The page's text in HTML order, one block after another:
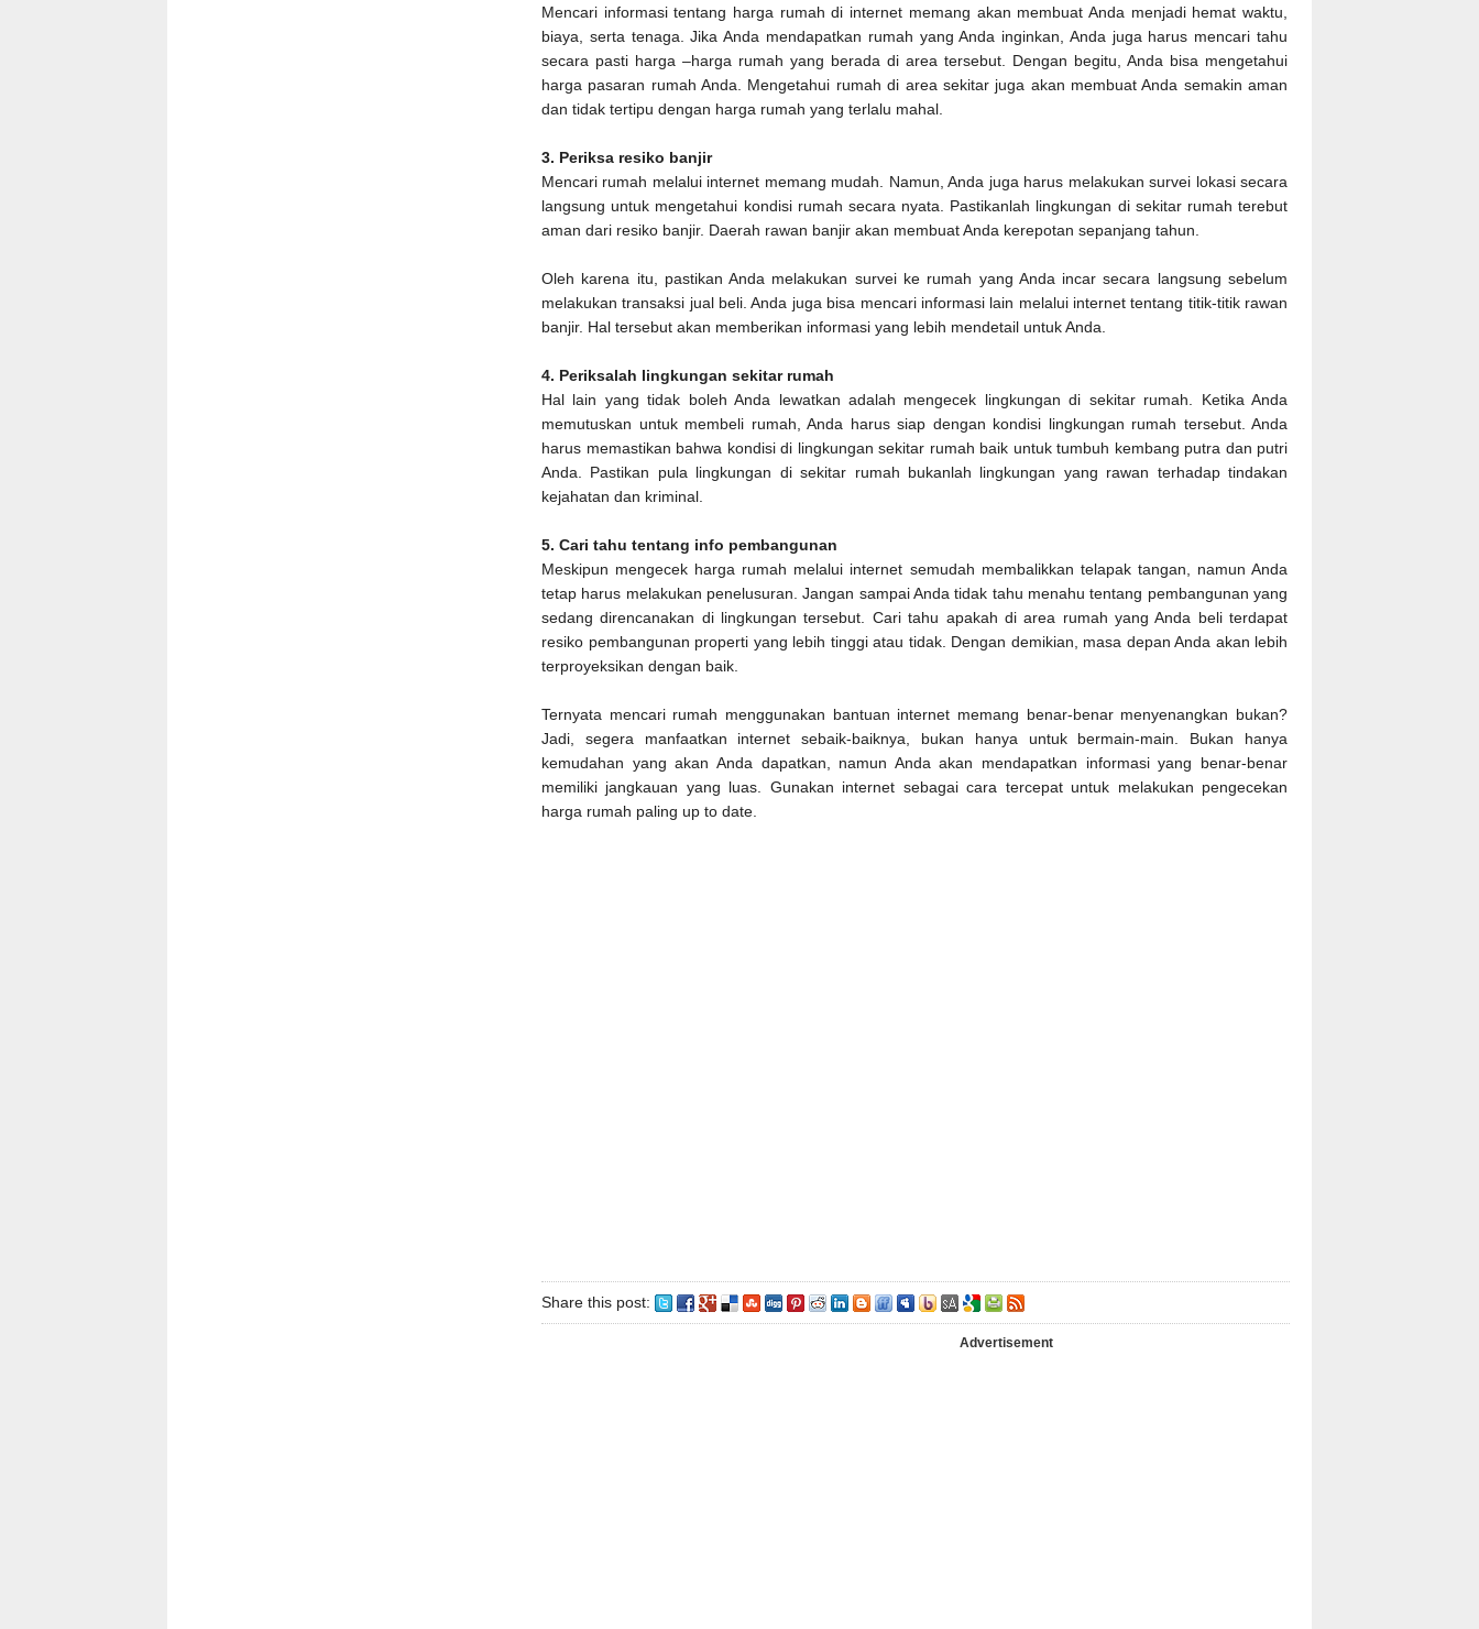
Mencari informasi tentang harga rumah di internet memang akan membuat Anda menjadi hemat waktu,
biaya, serta tenaga. Jika Anda mendapatkan rumah yang Anda inginkan, Anda juga harus mencari tahu
secara pasti harga –harga rumah yang berada di area tersebut. Dengan begitu, Anda bisa mengetahui
harga pasaran rumah Anda. Mengetahui rumah di area sekitar juga akan membuat Anda semakin aman
dan tidak tertipu dengan harga rumah yang terlalu mahal.
3. Periksa resiko banjir
Mencari rumah melalui internet memang mudah. Namun, Anda juga harus melakukan survei lokasi secara
langsung untuk mengetahui kondisi rumah secara nyata. Pastikanlah lingkungan di sekitar rumah terebut
aman dari resiko banjir. Daerah rawan banjir akan membuat Anda kerepotan sepanjang tahun.
Oleh karena itu, pastikan Anda melakukan survei ke rumah yang Anda incar secara langsung sebelum
melakukan transaksi jual beli. Anda juga bisa mencari informasi lain melalui internet tentang titik-titik rawan
banjir. Hal tersebut akan memberikan informasi yang lebih mendetail untuk Anda.
4. Periksalah lingkungan sekitar rumah
Hal lain yang tidak boleh Anda lewatkan adalah mengecek lingkungan di sekitar rumah. Ketika Anda
memutuskan untuk membeli rumah, Anda harus siap dengan kondisi lingkungan rumah tersebut. Anda
harus memastikan bahwa kondisi di lingkungan sekitar rumah baik untuk tumbuh kembang putra dan putri
Anda. Pastikan pula lingkungan di sekitar rumah bukanlah lingkungan yang rawan terhadap tindakan
kejahatan dan kriminal.
5. Cari tahu tentang info pembangunan
Meskipun mengecek harga rumah melalui internet semudah membalikkan telapak tangan, namun Anda
tetap harus melakukan penelusuran. Jangan sampai Anda tidak tahu menahu tentang pembangunan yang
sedang direncanakan di lingkungan tersebut. Cari tahu apakah di area rumah yang Anda beli terdapat
resiko pembangunan properti yang lebih tinggi atau tidak. Dengan demikian, masa depan Anda akan lebih
terproyeksikan dengan baik.
Ternyata mencari rumah menggunakan bantuan internet memang benar-benar menyenangkan bukan?
Jadi, segera manfaatkan internet sebaik-baiknya, bukan hanya untuk bermain-main. Bukan hanya
kemudahan yang akan Anda dapatkan, namun Anda akan mendapatkan informasi yang benar-benar
memiliki jangkauan yang luas. Gunakan internet sebagai cara tercepat untuk melakukan pengecekan
harga rumah paling up to date.
Share this post:
Advertisement